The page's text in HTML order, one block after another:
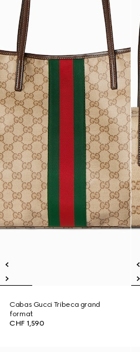
Cabas Gucci Tribeca grand
format
CHF 1,590